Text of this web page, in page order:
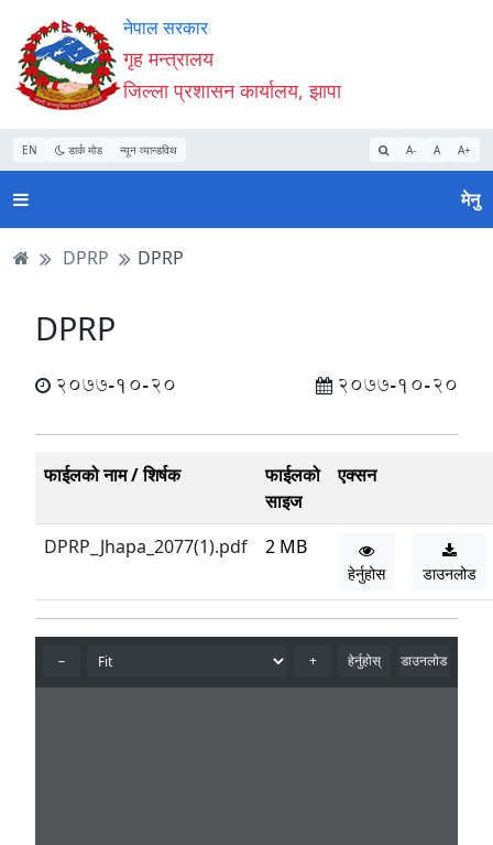
Accessibility
Mode
सुरु
गर्नुहोस्
सामाग्री
पढ्नुहाेस्
नेभिगेसन
पढ्नुहाेस्
वेबसाइट
खोजमा
जानुहोस्
नेपाल सरकार
गृह मन्त्रालय
जिल्ला प्रशासन कार्यालय, झापा
EN डार्क मोड न्यून व्यान्डविथ A- A A+
मेनु
DPRP DPRP
DPRP
2077-10-20 2077-10-20
फाईलको नाम / शिर्षक
फाईलको
साइज
एक्सन
DPRP_Jhapa_2077(1).pdf 2 MB
हेर्नुहोस डाउनलोड